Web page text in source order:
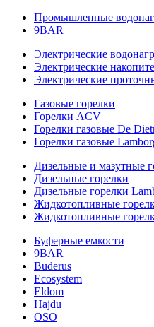
Промышленные
9BAR
Электрические
Электрические
Электрические
Газовые горелки
Горелки ACV
Горелки газовые De
Горелки газовые
Дизельные и мазутные
Дизельные горелки
Дизельные горелки
Жидкотопливные
Жидкотопливные
Буферные емкости
9BAR
Buderus
Ecosystem
Eldom
Hajdu
OSO